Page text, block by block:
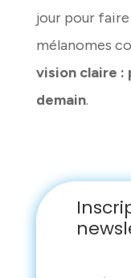
jour pour
mélanomes
vision claire :
demain.